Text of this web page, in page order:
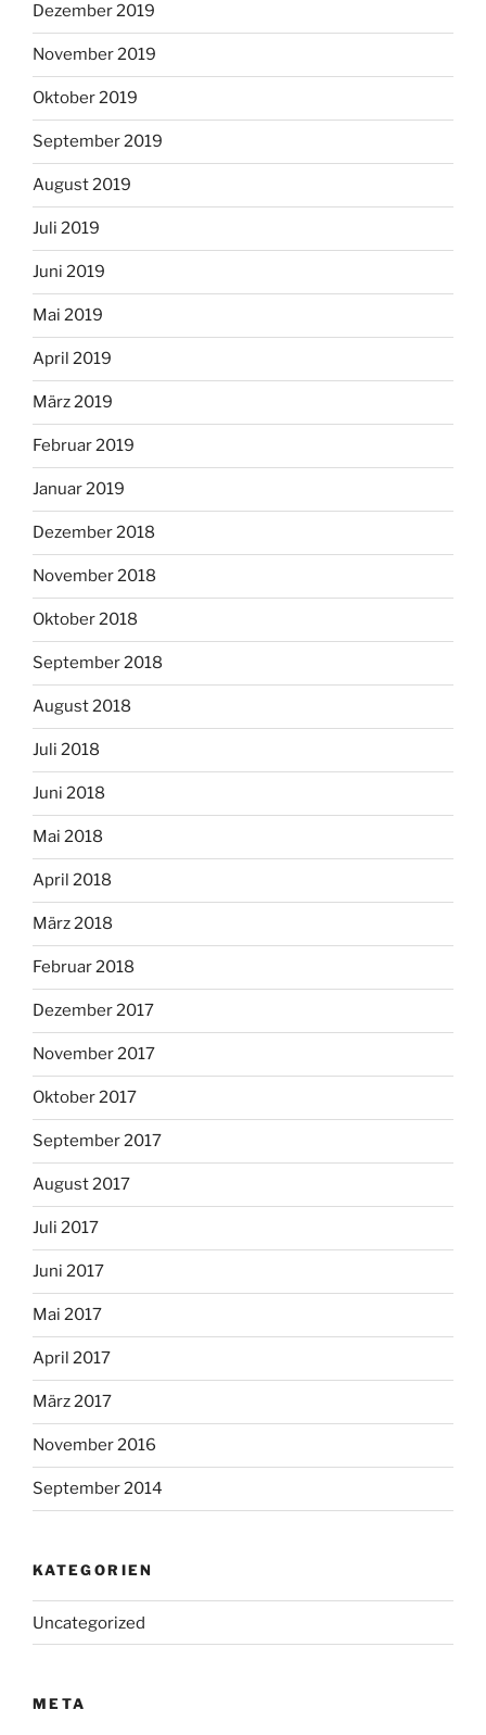
Dezember 2019
November 2019
Oktober 2019
September 2019
August 2019
Juli 2019
Juni 2019
Mai 2019
April 2019
März 2019
Februar 2019
Januar 2019
Dezember 2018
November 2018
Oktober 2018
September 2018
August 2018
Juli 2018
Juni 2018
Mai 2018
April 2018
März 2018
Februar 2018
Dezember 2017
November 2017
Oktober 2017
September 2017
August 2017
Juli 2017
Juni 2017
Mai 2017
April 2017
März 2017
November 2016
September 2014
KATEGORIEN
Uncategorized
META